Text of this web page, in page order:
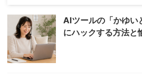
AIツールの「かゆい
にハックする方法と